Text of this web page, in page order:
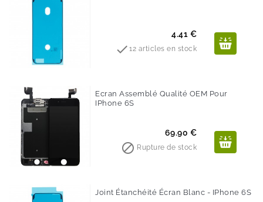
Prix
4.41 €
12 articles en stock
Ecran Assemblé Qualité OEM Pour
IPhone 6S
Prix
69.90 €
 Rupture de stock
Joint Étanchéité Écran Blanc - IPhone 6S